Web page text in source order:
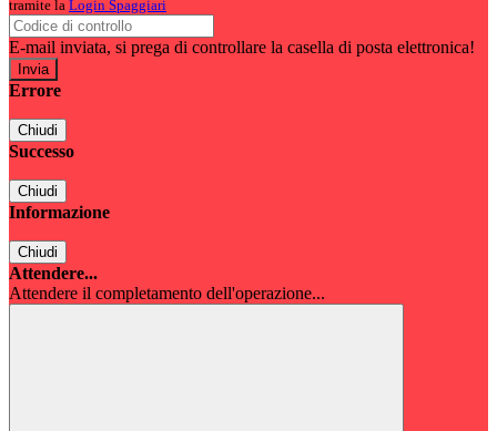
tramite la Login Spaggiari
E-mail inviata, si prega di controllare la casella di posta elettronica!
Errore
Chiudi
Successo
Chiudi
Informazione
Chiudi
Attendere...
Attendere il completamento dell'operazione...